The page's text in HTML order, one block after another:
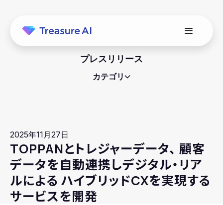
プレスリリース
カテゴリ
2025年11月27日
TOPPANとトレジャーデータ、 顧客
データを自動連携しデジタル・リア
ルによる ハイブリッドCXを実現する
サービスを開発